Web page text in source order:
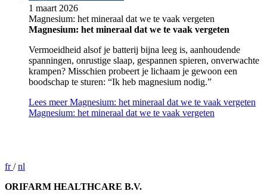
1 maart 2026
Magnesium: het mineraal dat we te vaak vergeten
Magnesium: het mineraal dat we te vaak vergeten
Vermoeidheid alsof je batterij bijna leeg is, aanhoudende
spanningen, onrustige slaap, gespannen spieren, onverwachte
krampen? Misschien probeert je lichaam je gewoon een
boodschap te sturen: “Ik heb magnesium nodig.”
Lees meerMagnesium: het mineraal dat we te vaak vergeten
Magnesium: het mineraal dat we te vaak vergeten
fr/ nl
ORIFARM HEALTHCARE B.V.